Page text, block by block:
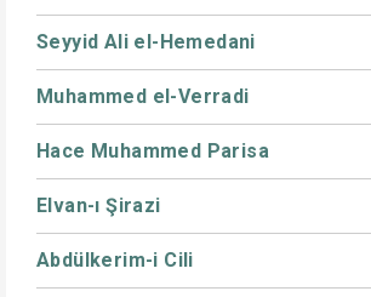
Seyyid Ali el-Hemedani
Muhammed el-Verradi
Hace Muhammed Parisa
Elvan-ı Şirazi
Abdülkerim-i Cili